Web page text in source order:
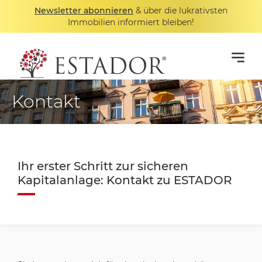
Newsletter abonnieren & über die lukrativsten
Immobilien informiert bleiben!
Kontakt
Ihr erster Schritt zur sicheren
Kapitalanlage: Kontakt zu ESTADOR